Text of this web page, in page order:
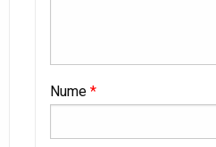
Nume *